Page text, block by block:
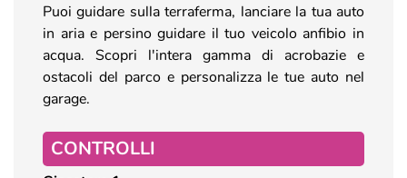
Puoi guidare sulla terraferma, lanciare la tua auto
in aria e persino guidare il tuo veicolo anfibio in
acqua. Scopri l'intera gamma di acrobazie e
ostacoli del parco e personalizza le tue auto nel
garage.
CONTROLLI